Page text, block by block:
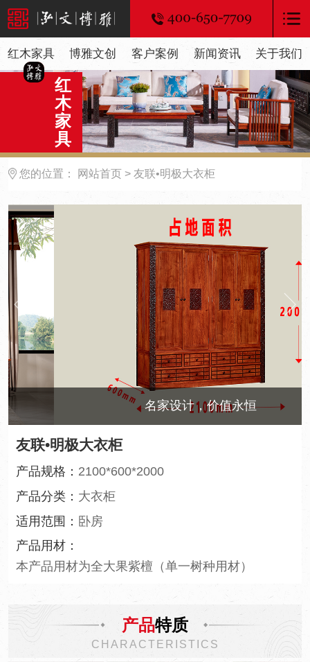
红木家具 博雅文创 客户案例 新闻资讯 关于我们
红
木
家
具
您的位置： 网站首页> 友联•明极大衣柜
名家设计，价值永恒
友联•明极大衣柜
产品规格： 2100*600*2000
产品分类： 大衣柜
适用范围： 卧房
产品用材：
本产品用材为全大果紫檀（单一树种用材）
产品特质
CHARACTERISTICS